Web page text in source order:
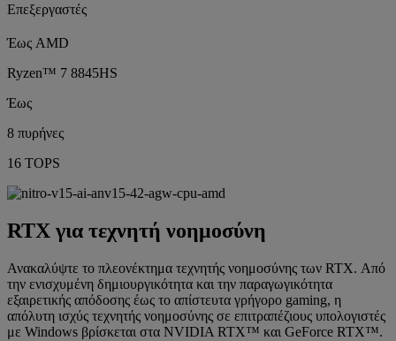
Επεξεργαστές
Έως AMD
Ryzen™ 7 8845HS
Έως
8 πυρήνες
16 TOPS
RTX για τεχνητή νοημοσύνη
Ανακαλύψτε το πλεονέκτημα τεχνητής νοημοσύνης των RTX. Από
την ενισχυμένη δημιουργικότητα και την παραγωγικότητα
εξαιρετικής απόδοσης έως το απίστευτα γρήγορο gaming, η
απόλυτη ισχύς τεχνητής νοημοσύνης σε επιτραπέζιους υπολογιστές
με Windows βρίσκεται στα NVIDIA RTX™ και GeForce RTX™.